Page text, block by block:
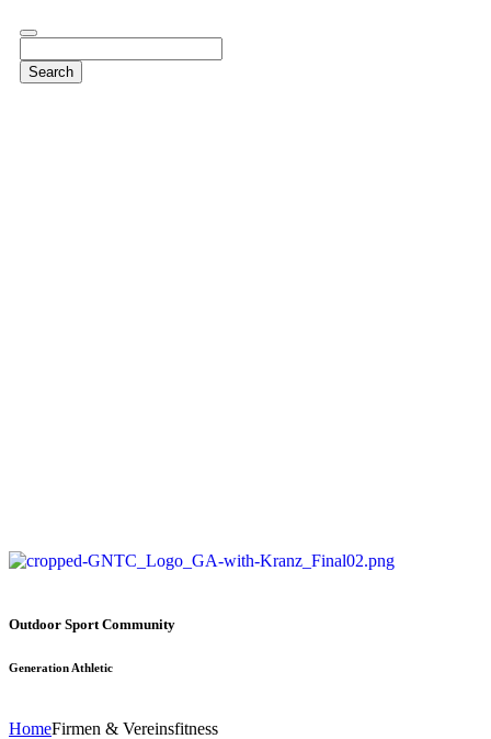
Outdoor Sport Community
Generation Athletic
HomeFirmen & Vereinsfitness